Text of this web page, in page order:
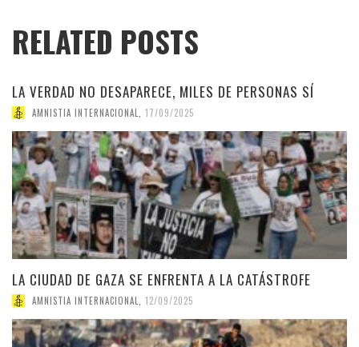
RELATED POSTS
LA VERDAD NO DESAPARECE, MILES DE PERSONAS SÍ
AMNISTIA INTERNACIONAL 17/09/2025
LA CIUDAD DE GAZA SE ENFRENTA A LA CATÁSTROFE
AMNISTIA INTERNACIONAL 12/09/2025